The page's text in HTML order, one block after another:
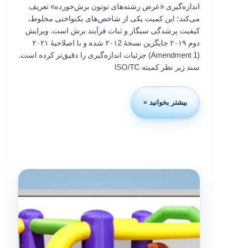
‌اندازه‌گیری «عرض رشته‌های توتون برش‌خورده» تعریف
می‌کند؛ این کمیت یکی از شاخص‌های یکنواختی مخلوط،
کیفیت پرشدگی سیگار و ثبات فرآیند برش است. ویرایش
دوم ۲۰۱۹ جایگزین نسخهٔ ۲۰۱2 شده و با اصلاحیهٔ ۲۰۲۱
(Amendment 1) جزئیات اندازه‌گیری را دقیق‌تر کرده است.
سند زیر نظر کمیته ISO/TC
استاندارد
ایزو
بیشتر بخوانید »